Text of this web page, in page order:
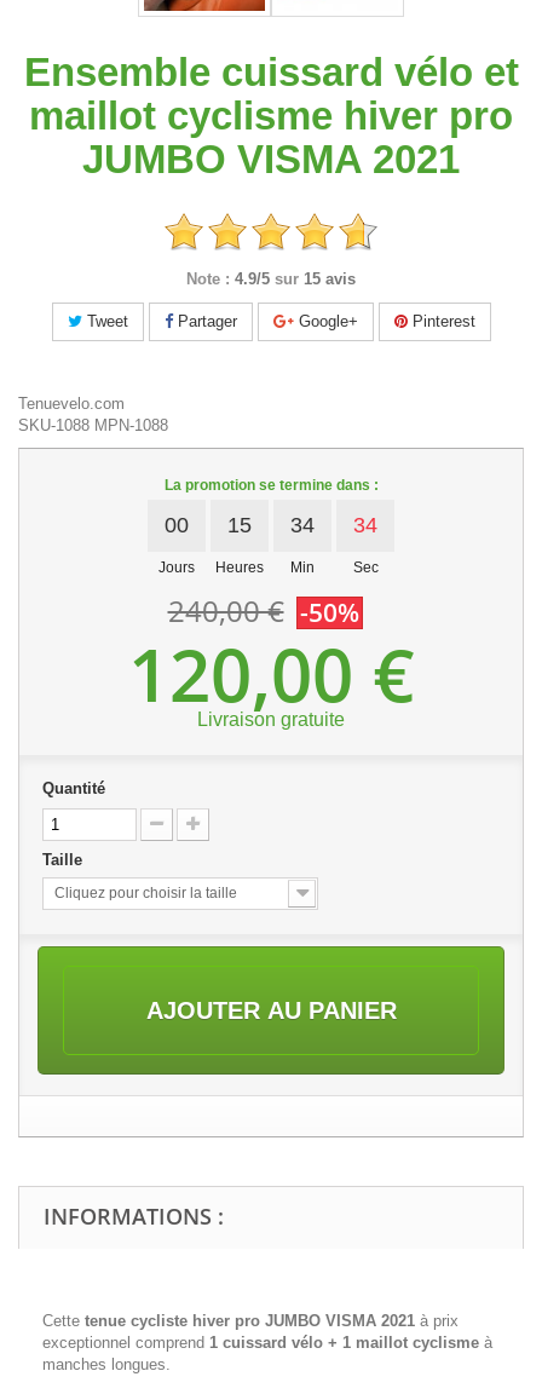
Ensemble cuissard vélo et
maillot cyclisme hiver pro
JUMBO VISMA 2021
Note : 4.9/5 sur 15 avis
Tweet Partager Google+ Pinterest
Tenuevelo.com
SKU-1088 MPN-1088
La promotion se termine dans :
00
Jours
15
Heures
34
Min
34
Sec
240,00 € -50%
120,00 €
Livraison gratuite
Quantité
Taille
Cliquez pour choisir la taille
AJOUTER AU PANIER
INFORMATIONS :
Cette tenue cycliste hiver pro JUMBO VISMA 2021 à prix
exceptionnel comprend 1 cuissard vélo + 1 maillot cyclisme à
manches longues.